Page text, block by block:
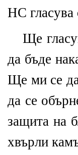
НС гласува
Ще
да бъде
Ще ми се
да се
защита на
хвърли